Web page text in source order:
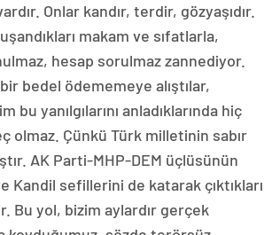
Onlar kandır, terdir, gözyaşıdır.
makam ve sıfatlarla,
hesap sorulmaz zannediyor.
bedel ödememeye alıştılar,
bu yanılgılarını anladıklarında hiç
olmaz. Çünkü Türk milletinin sabır
AK Parti-MHP-DEM üçlüsünün
Kandil sefillerini de katarak çıktıkları
Bu yol, bizim aylardır gerçek